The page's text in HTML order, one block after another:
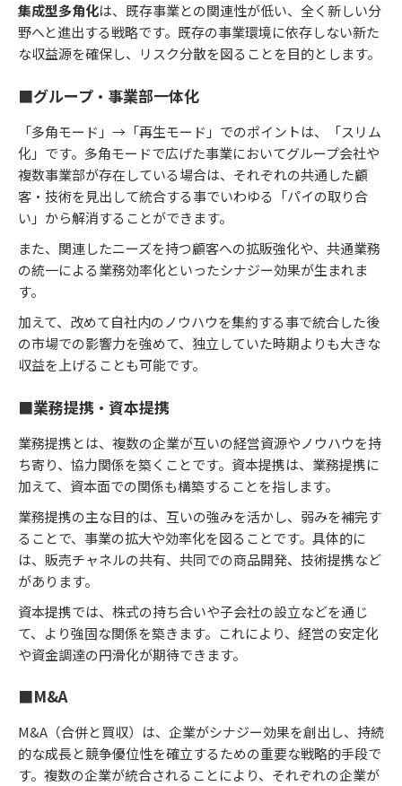
集成型多角化は、既存事業との関連性が低い、全く新しい分
野へと進出する戦略です。既存の事業環境に依存しない新た
な収益源を確保し、リスク分散を図ることを目的とします。
■グループ・事業部一体化
「多角モード」→「再生モード」でのポイントは、「スリム
化」です。多角モードで広げた事業においてグループ会社や
複数事業部が存在している場合は、それぞれの共通した顧
客・技術を見出して統合する事でいわゆる「パイの取り合
い」から解消することができます。
また、関連したニーズを持つ顧客への拡販強化や、共通業務
の統一による業務効率化といったシナジー効果が生まれま
す。
加えて、改めて自社内のノウハウを集約する事で統合した後
の市場での影響力を強めて、独立していた時期よりも大きな
収益を上げることも可能です。
■業務提携・資本提携
業務提携とは、複数の企業が互いの経営資源やノウハウを持
ち寄り、協力関係を築くことです。資本提携は、業務提携に
加えて、資本面での関係も構築することを指します。
業務提携の主な目的は、互いの強みを活かし、弱みを補完す
ることで、事業の拡大や効率化を図ることです。具体的に
は、販売チャネルの共有、共同での商品開発、技術提携など
があります。
資本提携では、株式の持ち合いや子会社の設立などを通じ
て、より強固な関係を築きます。これにより、経営の安定化
や資金調達の円滑化が期待できます。
■M&A
M&A（合併と買収）は、企業がシナジー効果を創出し、持続
的な成長と競争優位性を確立するための重要な戦略的手段で
す。複数の企業が統合されることにより、それぞれの企業が